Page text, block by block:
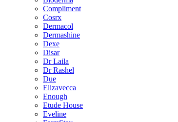
Compliment
Cosrx
Dermacol
Dermashine
Dexe
Disar
Dr Laila
Dr Rashel
Due
Elizavecca
Enough
Etude House
Eveline